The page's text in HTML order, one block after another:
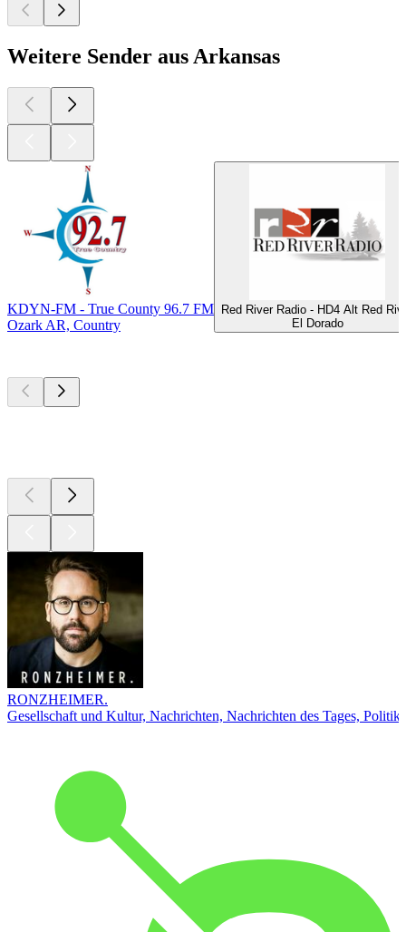
Weitere Sender aus Arkansas
KDYN-FM - True County 96.7 FM
Ozark AR, Country
Red River Radio - HD4 Alt Red
El Dorado
RONZHEIMER.
Gesellschaft und Kultur, Nachrichten, Nachrichten des Tages, Politik